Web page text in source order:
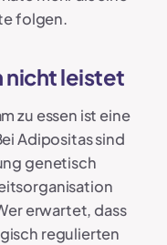
folgen.
nicht leistet
zu essen ist eine
Adipositas sind
genetisch
erwartet, dass
regulierten